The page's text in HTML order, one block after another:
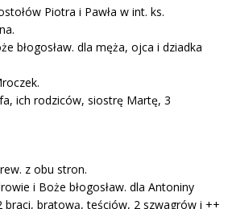
Piotra i Pawła w int. ks.
błogosław. dla męża, ojca i dziadka
ich rodziców, siostrę Martę, 3
z obu stron.
i Boże błogosław. dla Antoniny
braci, bratową, teściów, 2 szwagrów i ++